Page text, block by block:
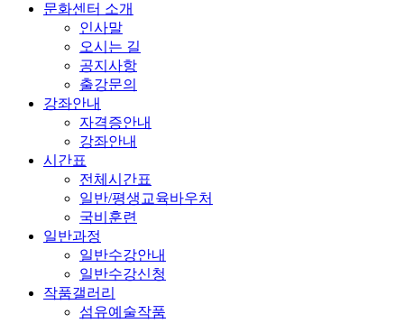
문화센터 소개
인사말
오시는 길
공지사항
출강문의
강좌안내
자격증안내
강좌안내
시간표
전체시간표
일반/평생교육바우처
국비훈련
일반과정
일반수강안내
일반수강신청
작품갤러리
섬유예술작품